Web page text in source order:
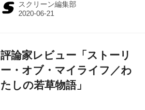
スクリーン編集部
評論家レビュー「ストーリ
ー・オブ・マイライフ／わ
たしの若草物語」